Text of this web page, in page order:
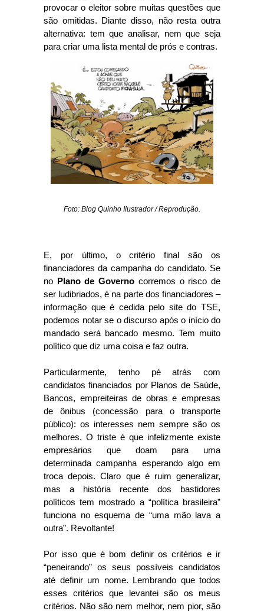
provocar o eleitor sobre muitas questões que
são omitidas. Diante disso, não resta outra
alternativa: tem que analisar, nem que seja
para criar uma lista mental de prós e contras.
Foto: Blog Quinho Ilustrador / Reprodução.
E, por último, o critério final são os
financiadores da campanha do candidato. Se
no Plano de Governo corremos o risco de
ser ludibriados, é na parte dos financiadores –
informação que é cedida pelo site do TSE,
podemos notar se o discurso após o início do
mandado será bancado mesmo. Tem muito
político que diz uma coisa e faz outra.
Particularmente, tenho pé atrás com
candidatos financiados por Planos de Saúde,
Bancos, empreiteiras de obras e empresas
de ônibus (concessão para o transporte
público): os interesses nem sempre são os
melhores. O triste é que infelizmente existe
empresários que doam para uma
determinada campanha esperando algo em
troca depois. Claro que é ruim generalizar,
mas a história recente dos bastidores
políticos tem mostrado a “política brasileira”
funciona no esquema de “uma mão lava a
outra”. Revoltante!
Por isso que é bom definir os critérios e ir
“peneirando” os seus possíveis candidatos
até definir um nome. Lembrando que todos
esses critérios que levantei são os meus
critérios. Não são nem melhor, nem pior, são